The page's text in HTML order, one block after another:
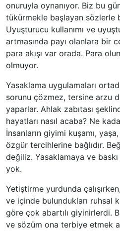
onuruyla oynanıyor. Biz bu
tükürmekle başlayan sözlerle
Uyuşturucu kullanımı ve
artmasında payı olanlara bir
para akışı var orada. Para
olmuyor.
Yasaklama uygulamaları
sorunu çözmez, tersine arzu
yaparlar. Ahlak zabıtası
hayatları nasıl acaba? Ne
İnsanların giyimi kuşamı,
özgür tercihlerine bağlıdır.
değiliz. Yasaklamaya ve
yok.
Yetiştirme yurdunda
ve içinde bulundukları ruhsal
göre çok abartılı giyinirlerdi.
ve sözüm ona terbiye etmek